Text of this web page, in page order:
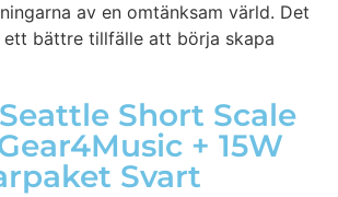
av en omtänksam värld. Det
ett bättre tillfälle att börja skapa
Short Scale
+ 15W
Svart